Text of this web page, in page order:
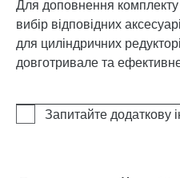
Для доповнення
вибір відповідних
для циліндричних
довготривале та